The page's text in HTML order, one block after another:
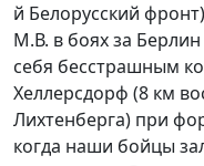
й Белорусский
М.В. в боях за
себя бесстрашным
Хеллерсдорф (8 км
Лихтенберга) при
когда наши бойцы